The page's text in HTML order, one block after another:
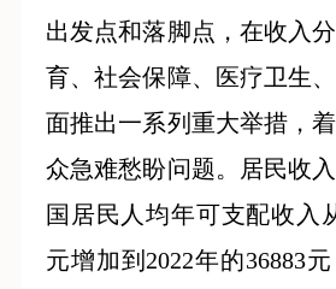
出发点和落脚点，在收入
育、社会保障、医疗卫生
面推出一系列重大举措，
众急难愁盼问题。居民收
国居民人均年可支配收入
元增加到2022年的36883